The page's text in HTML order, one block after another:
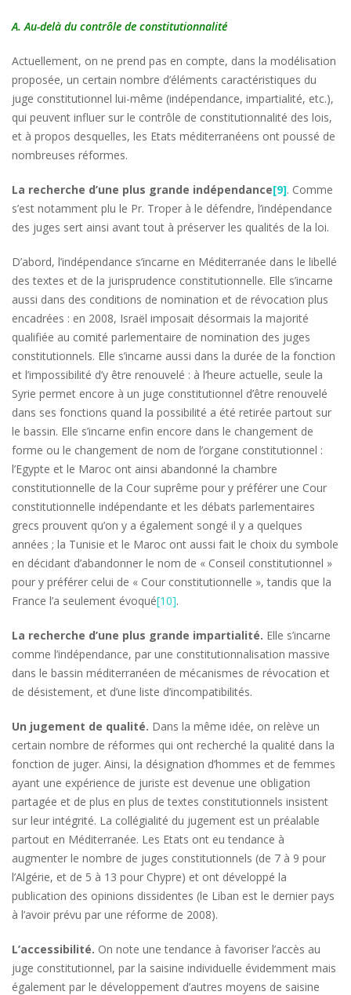
A. Au-delà du contrôle de constitutionnalité
Actuellement, on ne prend pas en compte, dans la modélisation
proposée, un certain nombre d’éléments caractéristiques du
juge constitutionnel lui-même (indépendance, impartialité, etc.),
qui peuvent influer sur le contrôle de constitutionnalité des lois,
et à propos desquelles, les Etats méditerranéens ont poussé de
nombreuses réformes.
La recherche d’une plus grande indépendance[9]. Comme
s’est notamment plu le Pr. Troper à le défendre, l’indépendance
des juges sert ainsi avant tout à préserver les qualités de la loi.
D’abord, l’indépendance s’incarne en Méditerranée dans le libellé
des textes et de la jurisprudence constitutionnelle. Elle s’incarne
aussi dans des conditions de nomination et de révocation plus
encadrées : en 2008, Israël imposait désormais la majorité
qualifiée au comité parlementaire de nomination des juges
constitutionnels. Elle s’incarne aussi dans la durée de la fonction
et l’impossibilité d’y être renouvelé : à l’heure actuelle, seule la
Syrie permet encore à un juge constitutionnel d’être renouvelé
dans ses fonctions quand la possibilité a été retirée partout sur
le bassin. Elle s’incarne enfin encore dans le changement de
forme ou le changement de nom de l’organe constitutionnel :
l’Egypte et le Maroc ont ainsi abandonné la chambre
constitutionnelle de la Cour suprême pour y préférer une Cour
constitutionnelle indépendante et les débats parlementaires
grecs prouvent qu’on y a également songé il y a quelques
années ; la Tunisie et le Maroc ont aussi fait le choix du symbole
en décidant d’abandonner le nom de « Conseil constitutionnel »
pour y préférer celui de « Cour constitutionnelle », tandis que la
France l’a seulement évoqué[10].
La recherche d’une plus grande impartialité. Elle s’incarne
comme l’indépendance, par une constitutionnalisation massive
dans le bassin méditerranéen de mécanismes de révocation et
de désistement, et d’une liste d’incompatibilités.
Un jugement de qualité. Dans la même idée, on relève un
certain nombre de réformes qui ont recherché la qualité dans la
fonction de juger. Ainsi, la désignation d’hommes et de femmes
ayant une expérience de juriste est devenue une obligation
partagée et de plus en plus de textes constitutionnels insistent
sur leur intégrité. La collégialité du jugement est un préalable
partout en Méditerranée. Les Etats ont eu tendance à
augmenter le nombre de juges constitutionnels (de 7 à 9 pour
l’Algérie, et de 5 à 13 pour Chypre) et ont développé la
publication des opinions dissidentes (le Liban est le dernier pays
à l’avoir prévu par une réforme de 2008).
L’accessibilité. On note une tendance à favoriser l’accès au
juge constitutionnel, par la saisine individuelle évidemment mais
également par le développement d’autres moyens de saisine